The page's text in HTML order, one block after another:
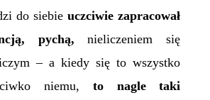
do siebieuczciwie zapracował
pychą,nieliczeniem się
– a kiedy się to wszystko
niemu, to nagle taki